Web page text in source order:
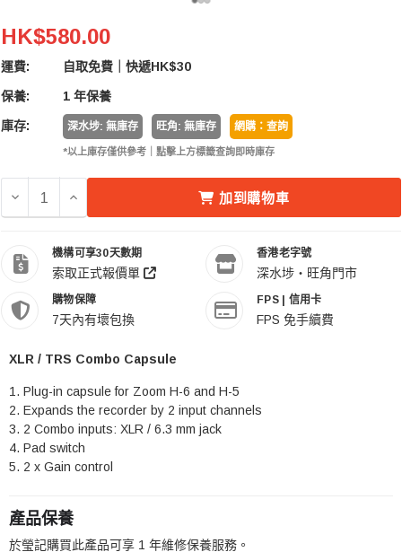
Zoom EXH-6 Dual XLR/TRS Input Capsule For H6
HK$580.00
運費: 自取免費｜快遞HK$30
保養: 1 年保養
庫存: 深水埗: 無庫存 旺角: 無庫存 網購：查詢
*以上庫存僅供參考｜點擊上方標籤查詢即時庫存
加到購物車
機構可享30天數期
索取正式報價單
香港老字號
深水埗・旺角門市
購物保障
7天內有壞包換
FPS | 信用卡
FPS 免手續費
XLR / TRS Combo Capsule
Plug-in capsule for Zoom H-6 and H-5
Expands the recorder by 2 input channels
2 Combo inputs: XLR / 6.3 mm jack
Pad switch
2 x Gain control
產品保養
於瑩記購買此產品可享 1 年維修保養服務。